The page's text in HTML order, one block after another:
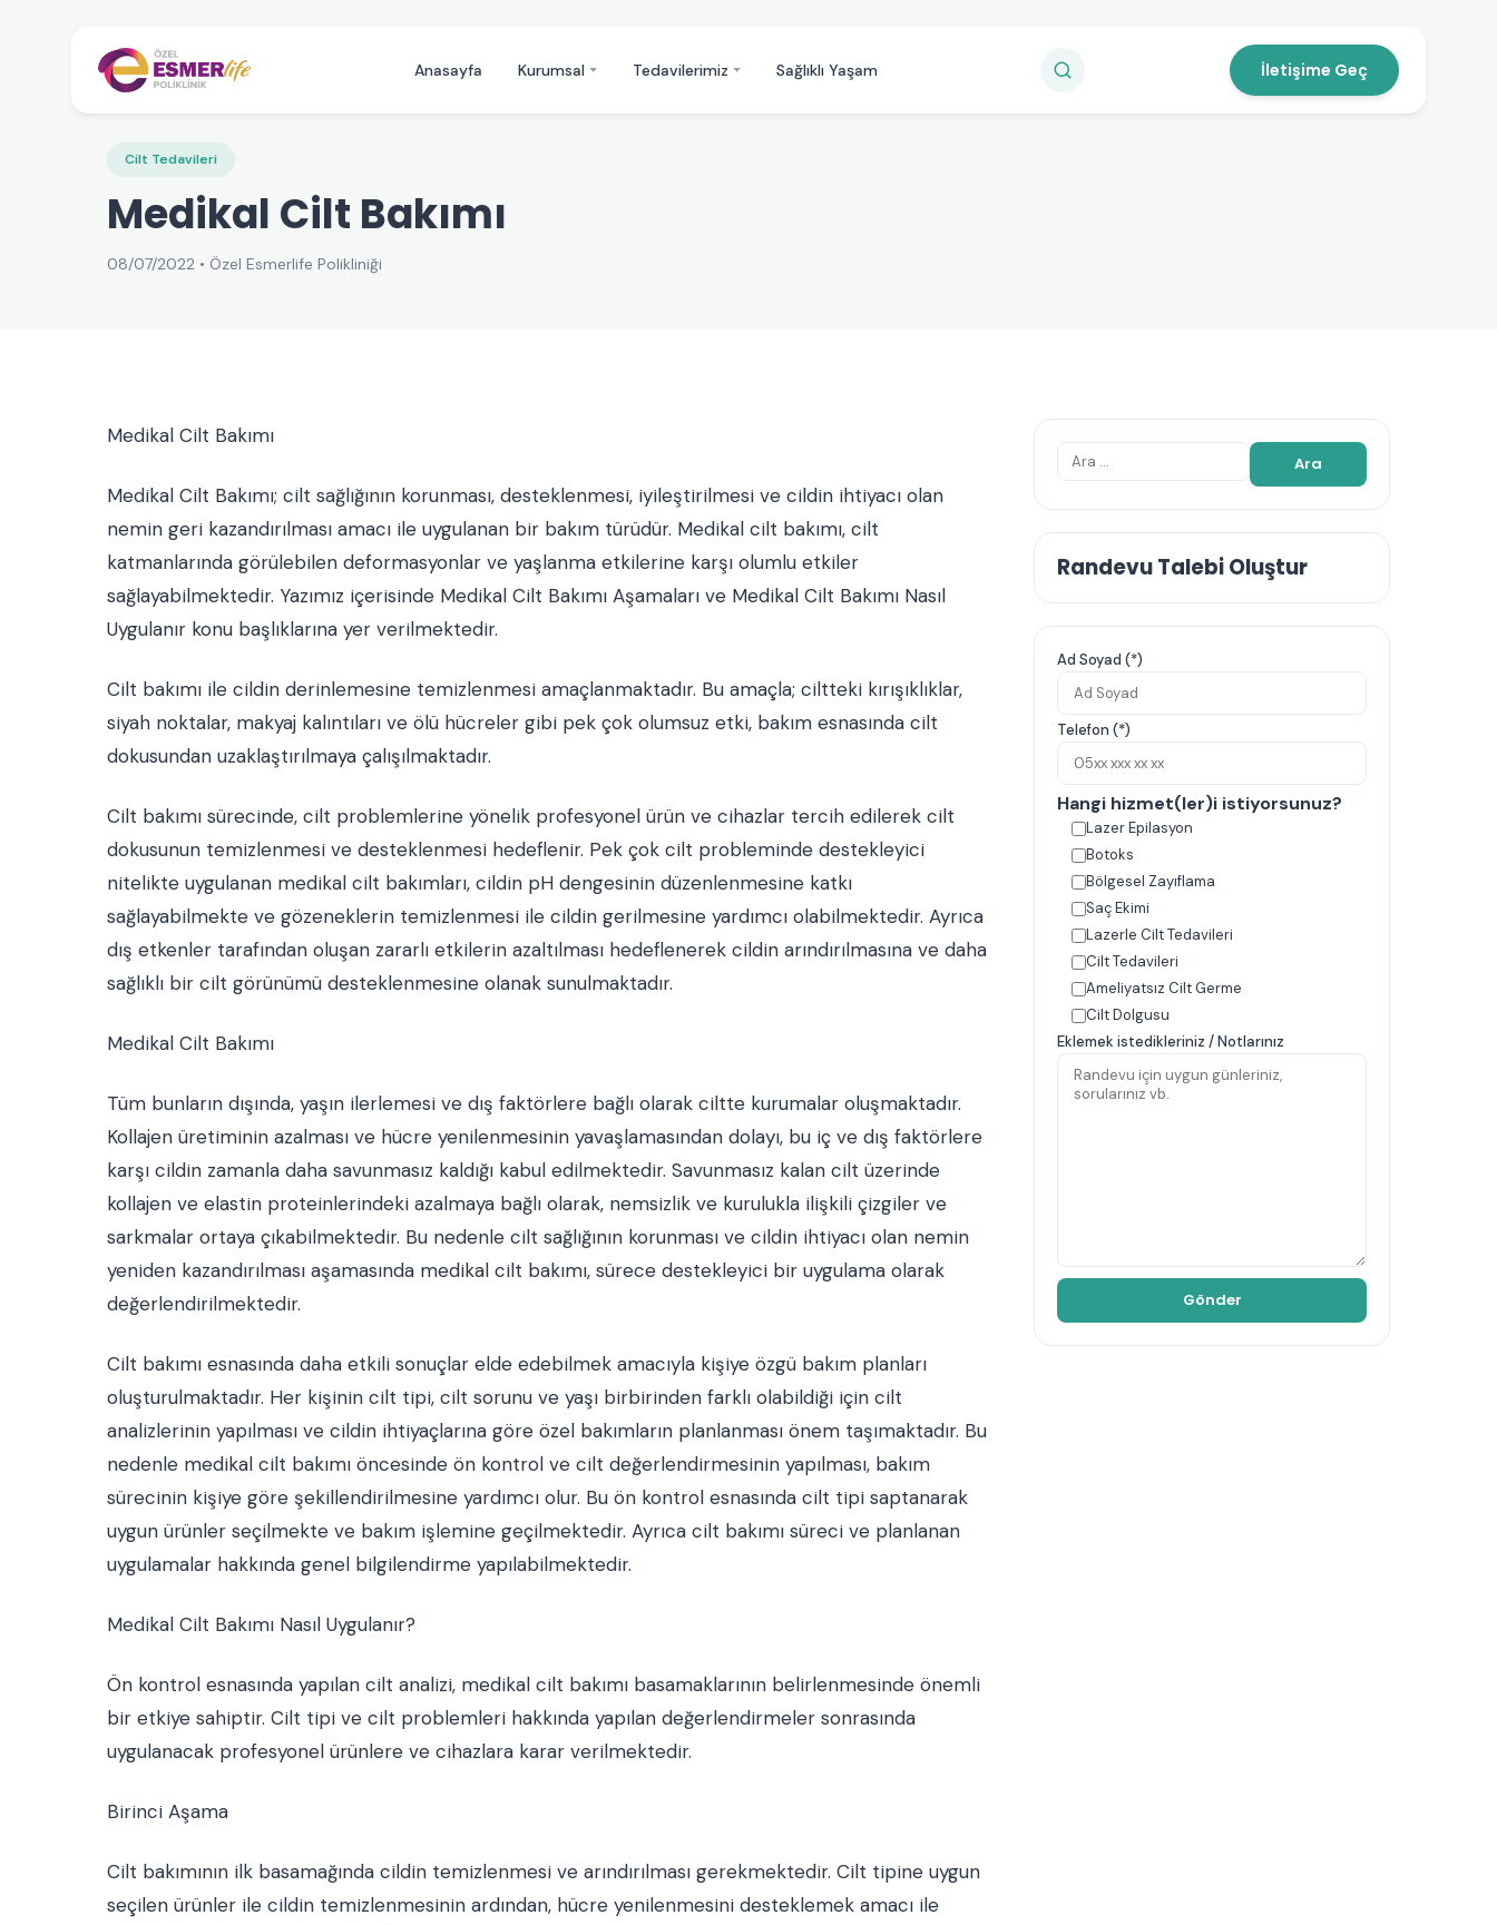
Anasayfa Kurumsal Tedavilerimiz Sağlıklı Yaşam İletişime Geç
Cilt Tedavileri
Medikal Cilt Bakımı
08/07/2022 • Özel Esmerlife Polikliniği
Medikal Cilt Bakımı
Medikal Cilt Bakımı; cilt sağlığının korunması, desteklenmesi, iyileştirilmesi ve cildin ihtiyacı olan
nemin geri kazandırılması amacı ile uygulanan bir bakım türüdür. Medikal cilt bakımı, cilt
katmanlarında görülebilen deformasyonlar ve yaşlanma etkilerine karşı olumlu etkiler
sağlayabilmektedir. Yazımız içerisinde Medikal Cilt Bakımı Aşamaları ve Medikal Cilt Bakımı Nasıl
Uygulanır konu başlıklarına yer verilmektedir.
Cilt bakımı ile cildin derinlemesine temizlenmesi amaçlanmaktadır. Bu amaçla; ciltteki kırışıklıklar,
siyah noktalar, makyaj kalıntıları ve ölü hücreler gibi pek çok olumsuz etki, bakım esnasında cilt
dokusundan uzaklaştırılmaya çalışılmaktadır.
Cilt bakımı sürecinde, cilt problemlerine yönelik profesyonel ürün ve cihazlar tercih edilerek cilt
dokusunun temizlenmesi ve desteklenmesi hedeflenir. Pek çok cilt probleminde destekleyici
nitelikte uygulanan medikal cilt bakımları, cildin pH dengesinin düzenlenmesine katkı
sağlayabilmekte ve gözeneklerin temizlenmesi ile cildin gerilmesine yardımcı olabilmektedir. Ayrıca
dış etkenler tarafından oluşan zararlı etkilerin azaltılması hedeflenerek cildin arındırılmasına ve daha
sağlıklı bir cilt görünümü desteklenmesine olanak sunulmaktadır.
Medikal Cilt Bakımı
Tüm bunların dışında, yaşın ilerlemesi ve dış faktörlere bağlı olarak ciltte kurumalar oluşmaktadır.
Kollajen üretiminin azalması ve hücre yenilenmesinin yavaşlamasından dolayı, bu iç ve dış faktörlere
karşı cildin zamanla daha savunmasız kaldığı kabul edilmektedir. Savunmasız kalan cilt üzerinde
kollajen ve elastin proteinlerindeki azalmaya bağlı olarak, nemsizlik ve kurulukla ilişkili çizgiler ve
sarkmalar ortaya çıkabilmektedir. Bu nedenle cilt sağlığının korunması ve cildin ihtiyacı olan nemin
yeniden kazandırılması aşamasında medikal cilt bakımı, sürece destekleyici bir uygulama olarak
değerlendirilmektedir.
Cilt bakımı esnasında daha etkili sonuçlar elde edebilmek amacıyla kişiye özgü bakım planları
oluşturulmaktadır. Her kişinin cilt tipi, cilt sorunu ve yaşı birbirinden farklı olabildiği için cilt
analizlerinin yapılması ve cildin ihtiyaçlarına göre özel bakımların planlanması önem taşımaktadır. Bu
nedenle medikal cilt bakımı öncesinde ön kontrol ve cilt değerlendirmesinin yapılması, bakım
sürecinin kişiye göre şekillendirilmesine yardımcı olur. Bu ön kontrol esnasında cilt tipi saptanarak
uygun ürünler seçilmekte ve bakım işlemine geçilmektedir. Ayrıca cilt bakımı süreci ve planlanan
uygulamalar hakkında genel bilgilendirme yapılabilmektedir.
Medikal Cilt Bakımı Nasıl Uygulanır?
Ön kontrol esnasında yapılan cilt analizi, medikal cilt bakımı basamaklarının belirlenmesinde önemli
bir etkiye sahiptir. Cilt tipi ve cilt problemleri hakkında yapılan değerlendirmeler sonrasında
uygulanacak profesyonel ürünlere ve cihazlara karar verilmektedir.
Birinci Aşama
Cilt bakımının ilk basamağında cildin temizlenmesi ve arındırılması gerekmektedir. Cilt tipine uygun
seçilen ürünler ile cildin temizlenmesinin ardından, hücre yenilenmesini desteklemek amacı ile
Arama:
Randevu Talebi Oluştur
Ad Soyad (*)
Telefon (*)
Hangi hizmet(ler)i istiyorsunuz?
Lazer Epilasyon
Botoks
Bölgesel Zayıflama
Saç Ekimi
Lazerle Cilt Tedavileri
Cilt Tedavileri
Ameliyatsız Cilt Germe
Cilt Dolgusu
Eklemek istedikleriniz / Notlarınız